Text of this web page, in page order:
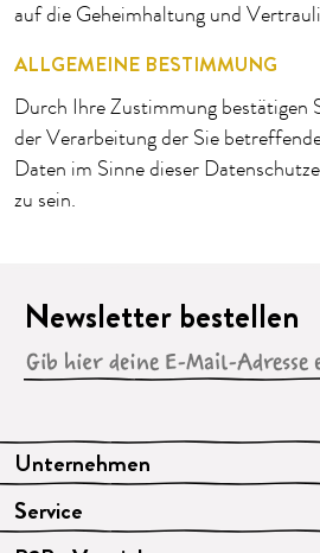
auf die Geheimhaltung und
ALLGEMEINE BESTIMMUNG
Durch Ihre Zustimmung bestätigen
der Verarbeitung der Sie
Daten im Sinne dieser
zu sein.
Unternehmen
Service
Newsletter bestellen